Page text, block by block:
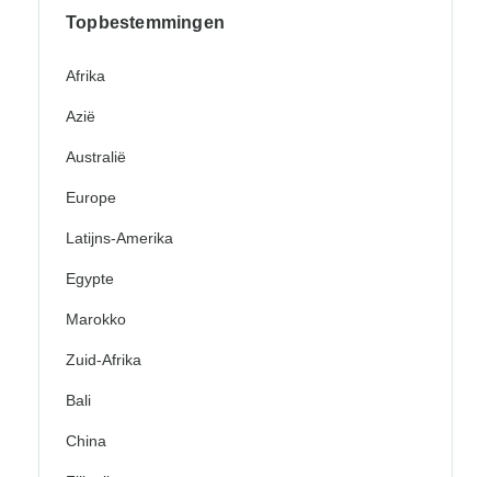
Topbestemmingen
Afrika
Azië
Australië
Europe
Latijns-Amerika
Egypte
Marokko
Zuid-Afrika
Bali
China